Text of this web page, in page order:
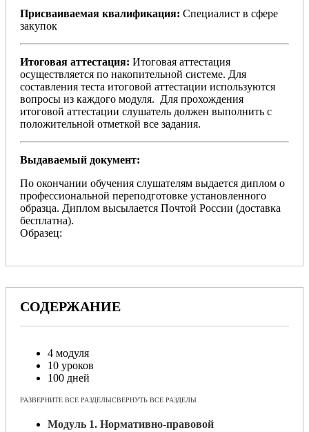
Присваиваемая квалификация: Специалист в сфере
закупок
Итоговая аттестация: Итоговая аттестация
осуществляется по накопительной системе. Для
составления теста итоговой аттестации используются
вопросы из каждого модуля. Для прохождения
итоговой аттестации слушатель должен выполнить с
положительной отметкой все задания.
Выдаваемый документ:
По окончании обучения слушателям выдается диплом о
профессиональной переподготовке установленного
образца. Диплом высылается Почтой России (доставка
бесплатна).
Образец:
СОДЕРЖАНИЕ
4 модуля
10 уроков
100 дней
РАЗВЕРНИТЕ ВСЕ РАЗДЕЛЫСВЕРНУТЬ ВСЕ РАЗДЕЛЫ
Модуль 1. Нормативно-правовой